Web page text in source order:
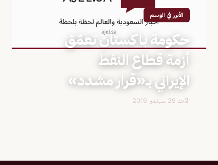
الأبرز في الوسم
حكومة باكستان تعمّق
أزمة قطاع النفط
الإيراني بـ«قرار مشدد»
الأحد 29 سبتمبر 2019